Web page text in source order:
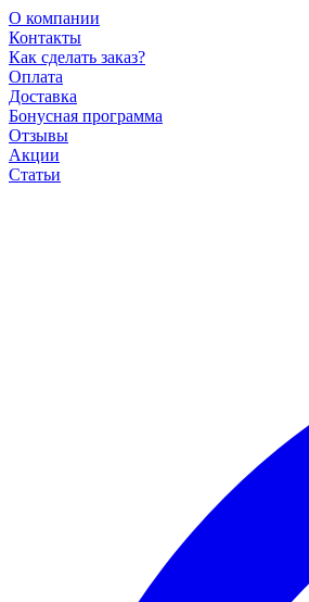
О компании
Контакты
Как сделать заказ?
Оплата
Доставка
Бонусная программа
Отзывы
Акции
Статьи